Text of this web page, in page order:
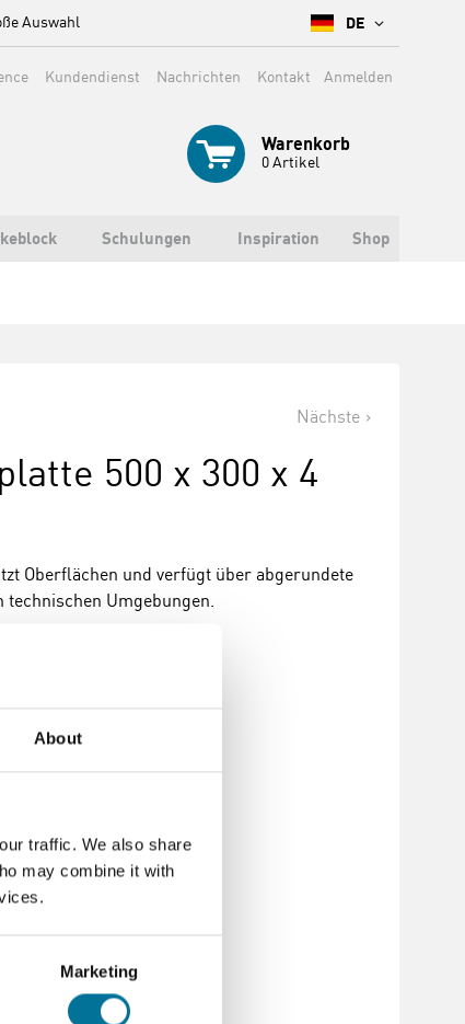
About
traffic. We also share
may combine it with
Marketing
Auswahl DE
Anmelden
Kundendienst Nachrichten Kontakt
Warenkorb
0Artikel
Schulungen Inspiration Shop
Nächste
500 x 300 x 4
Oberflächen und verfügt über abgerundete
Umgebungen.